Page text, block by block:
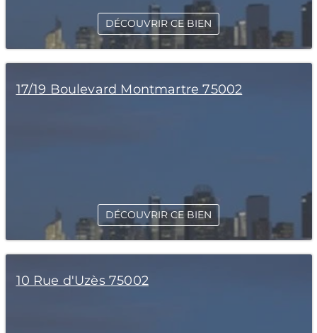
DÉCOUVRIR CE BIEN
17/19 Boulevard Montmartre 75002
DÉCOUVRIR CE BIEN
10 Rue d'Uzès 75002